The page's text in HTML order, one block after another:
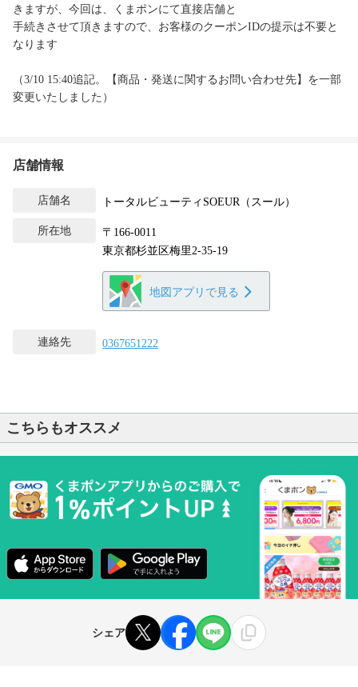
きますが、今回は、くまポンにて直接店舗と
手続きさせて頂きますので、お客様のクーポンIDの提示は不要と
なります
（3/10 15:40追記。【商品・発送に関するお問い合わせ先】を一部
変更いたしました）
店舗情報
店舗名 トータルビューティSOEUR（スール）
所在地
〒166-0011
東京都杉並区梅里2-35-19
地図アプリで見る
連絡先 0367651222
こちらもオススメ
シェア